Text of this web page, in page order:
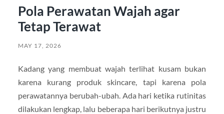
Pola Perawatan Wajah agar
Tetap Terawat
MAY 17, 2026
Kadang yang membuat wajah terlihat kusam bukan
karena kurang produk skincare, tapi karena pola
perawatannya berubah-ubah. Ada hari ketika rutinitas
dilakukan lengkap, lalu beberapa hari berikutnya justru